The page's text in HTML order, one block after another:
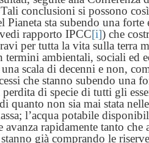
conclusioni si possono così
Pianeta sta subendo una forte
rapporto IPCC[i]) che
per tutta la vita sulla terra
termini ambientali, sociali ed
scala di decenni e non,
che stanno subendo una
di specie di tutti gli
quanto non sia mai stata
l’acqua potabile
avanza rapidamente tanto che
già comprando le